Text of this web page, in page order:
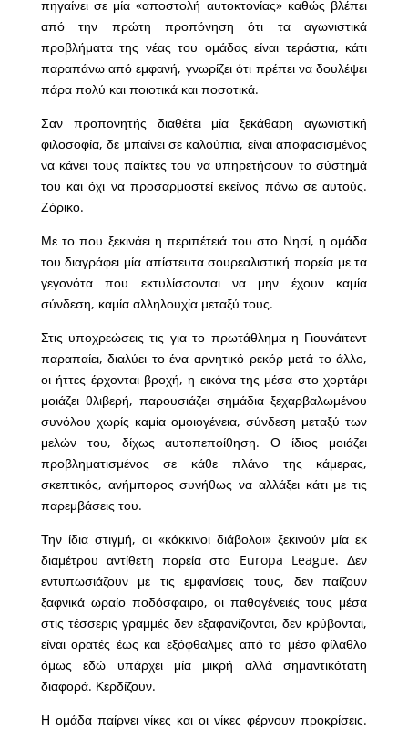
πηγαίνει σε μία «αποστολή αυτοκτονίας» καθώς βλέπει
από την πρώτη προπόνηση ότι τα αγωνιστικά
προβλήματα της νέας του ομάδας είναι τεράστια, κάτι
παραπάνω από εμφανή, γνωρίζει ότι πρέπει να δουλέψει
πάρα πολύ και ποιοτικά και ποσοτικά.
Σαν προπονητής διαθέτει μία ξεκάθαρη αγωνιστική
φιλοσοφία, δε μπαίνει σε καλούπια, είναι αποφασισμένος
να κάνει τους παίκτες του να υπηρετήσουν το σύστημά
του και όχι να προσαρμοστεί εκείνος πάνω σε αυτούς.
Ζόρικο.
Με το που ξεκινάει η περιπέτειά του στο Νησί, η ομάδα
του διαγράφει μία απίστευτα σουρεαλιστική πορεία με τα
γεγονότα που εκτυλίσσονται να μην έχουν καμία
σύνδεση, καμία αλληλουχία μεταξύ τους.
Στις υποχρεώσεις τις για το πρωτάθλημα η Γιουνάιτεντ
παραπαίει, διαλύει το ένα αρνητικό ρεκόρ μετά το άλλο,
οι ήττες έρχονται βροχή, η εικόνα της μέσα στο χορτάρι
μοιάζει θλιβερή, παρουσιάζει σημάδια ξεχαρβαλωμένου
συνόλου χωρίς καμία ομοιογένεια, σύνδεση μεταξύ των
μελών του, δίχως αυτοπεποίθηση. Ο ίδιος μοιάζει
προβληματισμένος σε κάθε πλάνο της κάμερας,
σκεπτικός, ανήμπορος συνήθως να αλλάξει κάτι με τις
παρεμβάσεις του.
Την ίδια στιγμή, οι «κόκκινοι διάβολοι» ξεκινούν μία εκ
διαμέτρου αντίθετη πορεία στο Europa League. Δεν
εντυπωσιάζουν με τις εμφανίσεις τους, δεν παίζουν
ξαφνικά ωραίο ποδόσφαιρο, οι παθογένειές τους μέσα
στις τέσσερις γραμμές δεν εξαφανίζονται, δεν κρύβονται,
είναι ορατές έως και εξόφθαλμες από το μέσο φίλαθλο
όμως εδώ υπάρχει μία μικρή αλλά σημαντικότατη
διαφορά. Κερδίζουν.
Η ομάδα παίρνει νίκες και οι νίκες φέρνουν προκρίσεις.